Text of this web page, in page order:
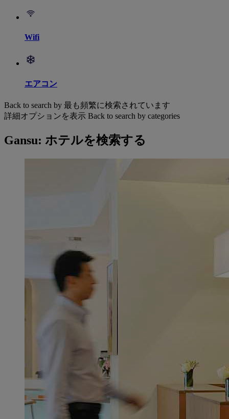
Wifi
エアコン
Back to search by 最も頻繁に検索されています
詳細オプションを表示 Back to search by categories
Gansu: ホテルを検索する